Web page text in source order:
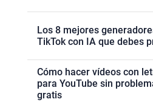
Los 8 mejores
TikTok con IA que debes
Cómo hacer vídeos con
para YouTube sin
gratis